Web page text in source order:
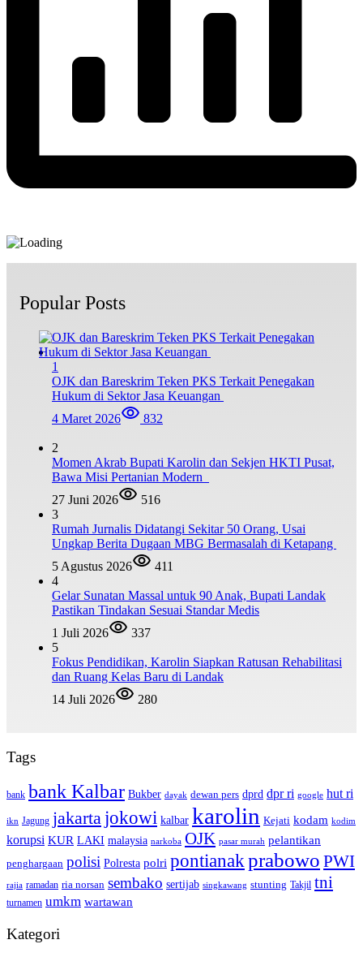
Popular Posts
1
OJK dan Bareskrim Teken PKS Terkait Penegakan
Hukum di Sektor Jasa Keuangan
4 Maret 2026
832
2
Momen Akrab Bupati Karolin dan Sekjen HKTI Pusat,
Bawa Misi Pertanian Modern
27 Juni 2026
516
3
Rumah Jurnalis Didatangi Sekitar 50 Orang, Usai
Ungkap Berita Dugaan MBG Bermasalah di Ketapang
5 Agustus 2026
411
4
Gelar Sunatan Massal untuk 90 Anak, Bupati Landak
Pastikan Tindakan Sesuai Standar Medis
1 Juli 2026
337
5
Fokus Pendidikan, Karolin Siapkan Ratusan Rehabilitasi
dan Ruang Kelas Baru di Landak
14 Juli 2026
280
Tags
bank bank Kalbar Bukber dayak dewan pers dprd dpr ri google hut ri
ikn Jagung jakarta jokowi kalbar karolin Kejati kodam kodim
korupsi KUR LAKI malaysia narkoba OJK pasar murah pelantikan
penghargaan polisi Polresta polri pontianakprabowo PWI
rajia ramadan ria norsan sembako sertijab singkawang stunting Takjil tni
turnamen umkm wartawan
Kategori